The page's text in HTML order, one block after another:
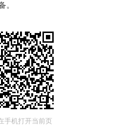
。
手机打开当前页